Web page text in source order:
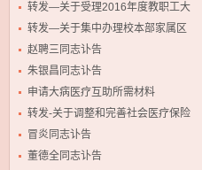
转发—关于受理2016年度教职工大
病医疗互助基金
转发—关于集中办理校本部家属区
住户直供水合同的通告
赵聘三同志讣告
朱银昌同志讣告
申请大病医疗互助所需材料
转发-关于调整和完善社会医疗保险
参保人员转外地就诊管理办法的通
知
冒炎同志讣告
董德全同志讣告